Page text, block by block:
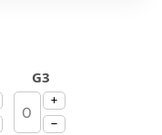
G3